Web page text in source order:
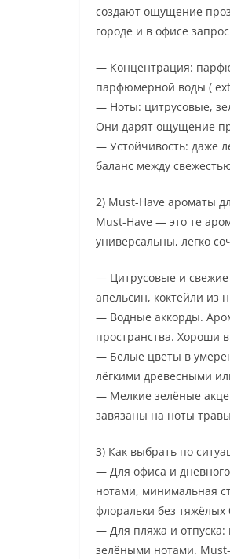
создают ощущение
городе и в офисе
— Концентрация:
парфюмерной воды (
— Ноты: цитрусовые,
Они дарят ощущение
— Устойчивость: даже
баланс между
2) Must-Have ароматы
Must-Have — это те
универсальны, легко
— Цитрусовые и
апельсин, коктейли из
— Водные аккорды.
пространства. Хороши
— Белые цветы в
лёгкими древесными
— Мелкие зелёные
завязаны на ноты
3) Как выбрать по
— Для офиса и
нотами, минимальная
флоральки без тяжёлых
— Для пляжа и
зелёными нотами.